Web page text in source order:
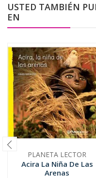
USTED TAMBIÉN
EN
PLANETA LECTOR
Acira La Niña De Las
Arenas